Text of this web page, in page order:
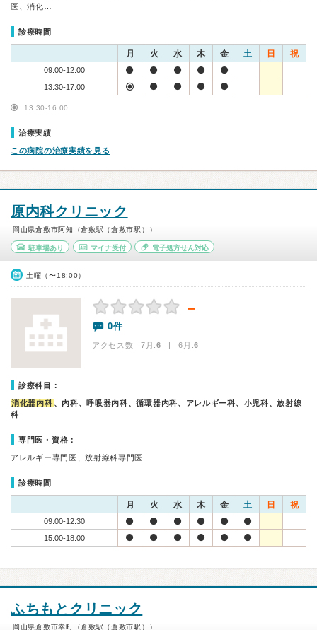
医、消化…
診療時間
月 火 水 木 金 土 日 祝
09:00-12:00
13:30-17:00
13:30-16:00
治療実績
この病院の治療実績を見る
原内科クリニック
岡山県倉敷市阿知（倉敷駅（倉敷市駅））
駐車場あり マイナ受付 電子処方せん対応
土曜（〜18:00）
－
0件
アクセス数 7月:6 | 6月:6
診療科目：
消化器内科 、内科、呼吸器内科、循環器内科、アレルギー科、小児科、放射線
科
専門医・資格：
アレルギー専門医、放射線科専門医
診療時間
月 火 水 木 金 土 日 祝
09:00-12:30
15:00-18:00
ふちもとクリニック
岡山県倉敷市幸町（倉敷駅（倉敷市駅））